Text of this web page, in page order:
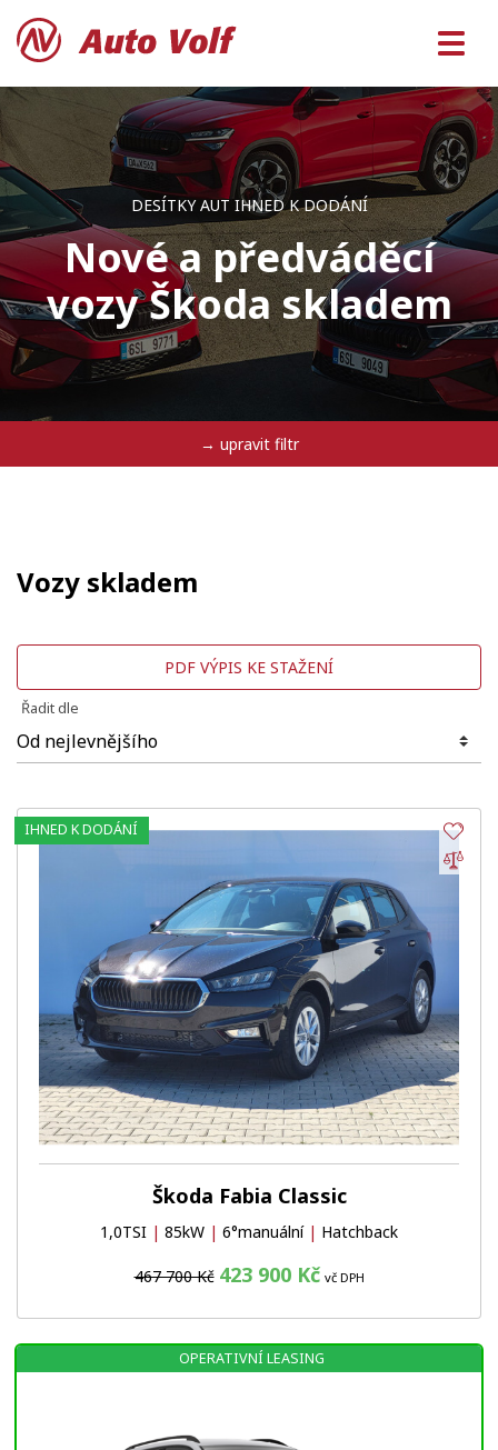
DESÍTKY AUT IHNED K DODÁNÍ
Nové a předváděcí
vozy Škoda skladem
→ upravit filtr
Vozy skladem
PDF VÝPIS KE STAŽENÍ
Řadit dle
Škoda Fabia Classic
1,0TSI | 85kW | 6°manuální | Hatchback
467 700 Kč 423 900 Kč vč DPH
IHNED K DODÁNÍ
OPERATIVNÍ LEASING